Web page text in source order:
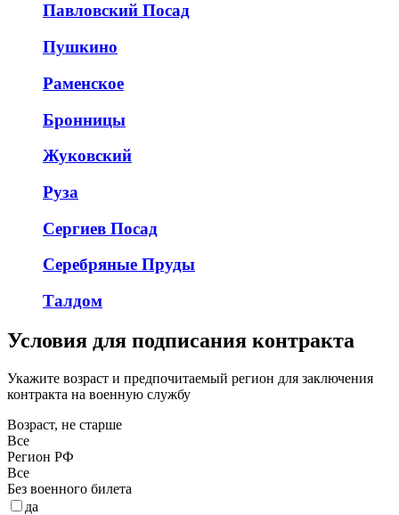
Павловский Посад
Пушкино
Раменское
Бронницы
Жуковский
Руза
Сергиев Посад
Серебряные Пруды
Талдом
Условия для подписания контракта
Укажите возраст и предпочитаемый регион для заключения
контракта на военную службу
Возраст, не старше
Все
Регион РФ
Все
Без военного билета
да